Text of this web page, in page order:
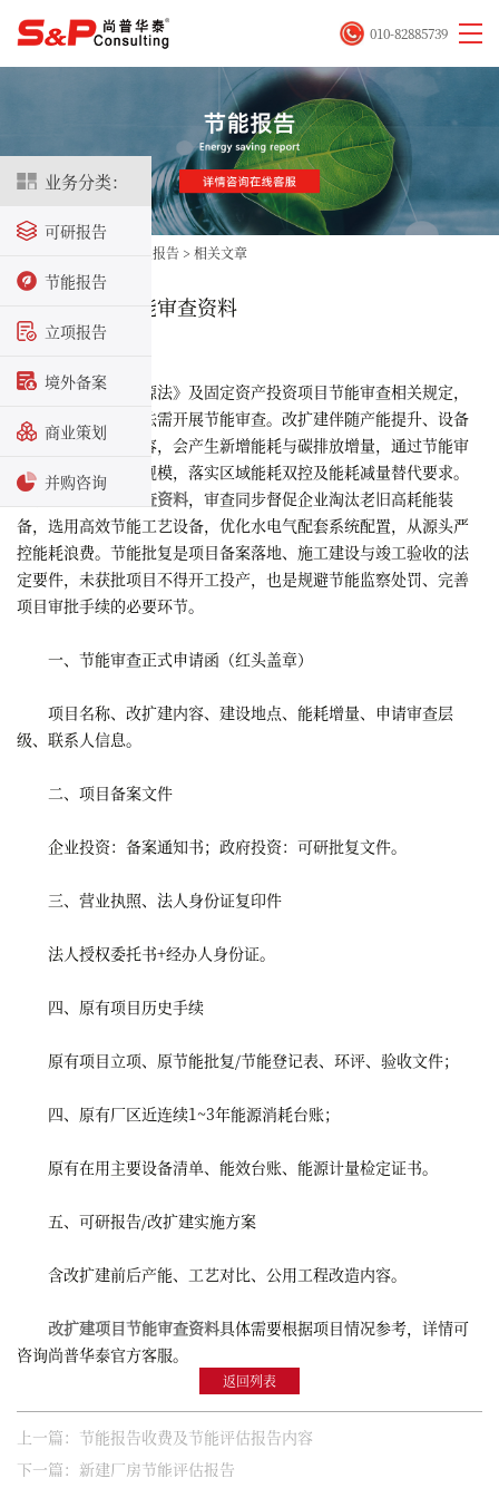
业务分类：
可研报告
节能报告
立项报告
境外备案
商业策划
并购咨询
010-82885739
节能报告 > 相关文章
改扩建项目节能审查资料
2026-06-04
依据《节约能源法》及固定资产投资项目节能审查相关规定，
改建、扩建项目依法需开展节能审查。改扩建伴随产能提升、设备
更新与公用设施扩容，会产生新增能耗与碳排放增量，通过节能审
查可核定新增用能规模，落实区域能耗双控及能耗减量替代要求。
改扩建项目节能审查资料 ，审查同步督促企业淘汰老旧高耗能装
备，选用高效节能工艺设备，优化水电气配套系统配置，从源头严
控能耗浪费。节能批复是项目备案落地、施工建设与竣工验收的法
定要件，未获批项目不得开工投产，也是规避节能监察处罚、完善
项目审批手续的必要环节。
一、节能审查正式申请函（红头盖章）
项目名称、改扩建内容、建设地点、能耗增量、申请审查层
级、联系人信息。
二、项目备案文件
企业投资：备案通知书；政府投资：可研批复文件。
三、营业执照、法人身份证复印件
法人授权委托书+经办人身份证。
四、原有项目历史手续
原有项目立项、原节能批复/节能登记表、环评、验收文件；
四、原有厂区近连续1~3年能源消耗台账；
原有在用主要设备清单、能效台账、能源计量检定证书。
五、可研报告/改扩建实施方案
含改扩建前后产能、工艺对比、公用工程改造内容。
改扩建项目节能审查资料具体需要根据项目情况参考，详情可
咨询尚普华泰官方客服。
返回列表
上一篇：节能报告收费及节能评估报告内容
下一篇：新建厂房节能评估报告